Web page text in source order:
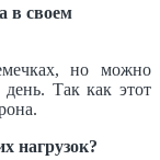
в своем
но можно
Так как этот
нагрузок?